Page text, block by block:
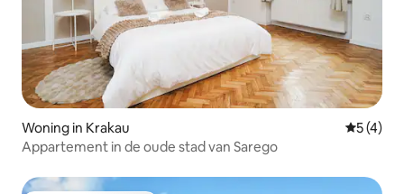
Woning in Krakau
5 (4)
Appartement in de oude stad van Sarego